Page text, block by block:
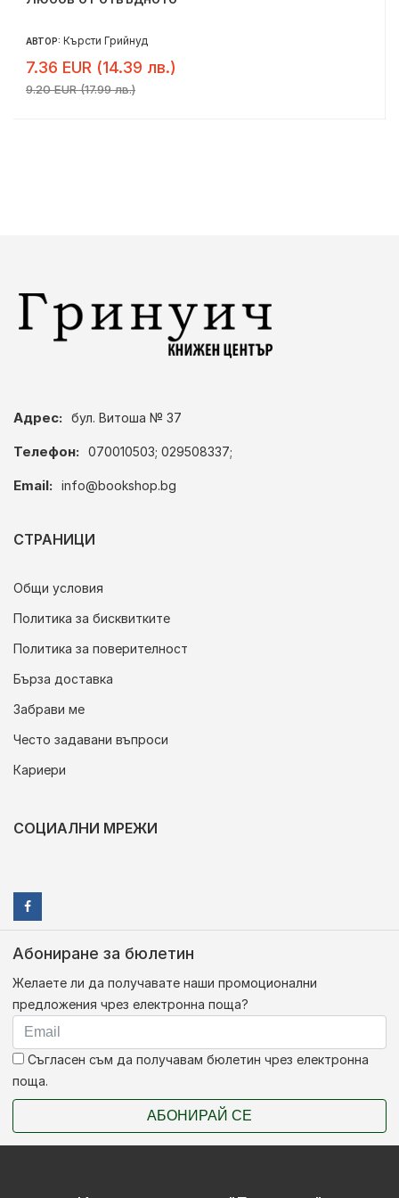
АВТОР: Кърсти Грийнуд
7.36 EUR (14.39 лв.)
9.20 EUR (17.99 лв.)
Адрес: бул. Витоша № 37
Телефон: 070010503; 029508337;
Email: info@bookshop.bg
СТРАНИЦИ
Общи условия
Политика за бисквитките
Политика за поверителност
Бърза доставка
Забрави ме
Често задавани въпроси
Кариери
СОЦИАЛНИ МРЕЖИ
Абониране за бюлетин
Желаете ли да получавате наши промоционални
предложения чрез електронна поща?
Съгласен съм да получавам бюлетин чрез електронна
поща.
АБОНИРАЙ СЕ